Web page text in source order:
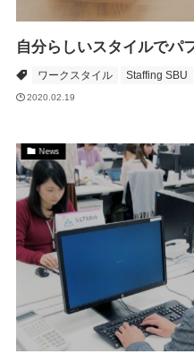
自分らしいスタイルでパ
ワークスタイル Staffing SBU
2020.02.19
News